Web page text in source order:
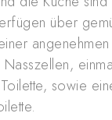
über
sowie